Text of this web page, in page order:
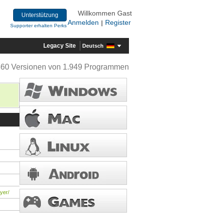
Unterstützung
Supporter erhalten Perks
Willkommen Gast
Anmelden
Register
Legacy Site Deutsch
Versionen von 1.949 Programmen